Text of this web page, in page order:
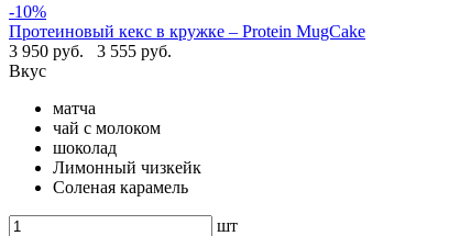
-10%
Протеиновый кекс в кружке – Protein MugCake
3 950 руб.
3 555 руб.
Вкус
матча
чай с молоком
шоколад
Лимонный чизкейк
Соленая карамель
шт